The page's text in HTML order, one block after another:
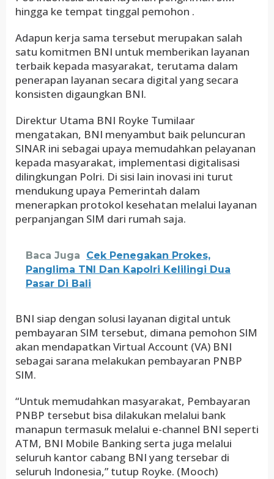
hingga ke tempat tinggal pemohon .
Adapun kerja sama tersebut merupakan salah
satu komitmen BNI untuk memberikan layanan
terbaik kepada masyarakat, terutama dalam
penerapan layanan secara digital yang secara
konsisten digaungkan BNI.
Direktur Utama BNI Royke Tumilaar
mengatakan, BNI menyambut baik peluncuran
SINAR ini sebagai upaya memudahkan pelayanan
kepada masyarakat, implementasi digitalisasi
dilingkungan Polri. Di sisi lain inovasi ini turut
mendukung upaya Pemerintah dalam
menerapkan protokol kesehatan melalui layanan
perpanjangan SIM dari rumah saja.
Baca Juga
Cek Penegakan Prokes,
Panglima TNI Dan Kapolri Kelilingi Dua
Pasar Di Bali
BNI siap dengan solusi layanan digital untuk
pembayaran SIM tersebut, dimana pemohon SIM
akan mendapatkan Virtual Account (VA) BNI
sebagai sarana melakukan pembayaran PNBP
SIM.
“Untuk memudahkan masyarakat, Pembayaran
PNBP tersebut bisa dilakukan melalui bank
manapun termasuk melalui e-channel BNI seperti
ATM, BNI Mobile Banking serta juga melalui
seluruh kantor cabang BNI yang tersebar di
seluruh Indonesia,” tutup Royke. (Mooch)